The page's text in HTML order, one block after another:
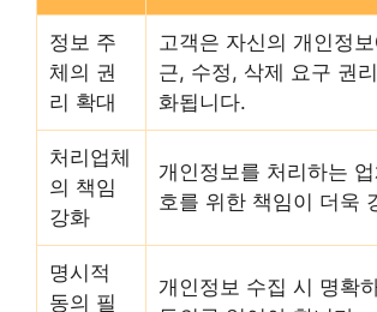
정보 주
체의 권
리 확대
고객은 자신의 개인정
근, 수정, 삭제 요구 권
화됩니다.
처리업체
의 책임
강화
개인정보를 처리하는
호를 위한 책임이 더욱
명시적
동의 필
개인정보 수집 시 명확